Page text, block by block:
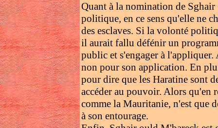
Quant à la nomination de
politique, en ce sens qu'elle ne
des esclaves. Si la volonté
il aurait fallu défénir un
public et s'engager à
non pour son application. En
pour dire que les Haratine sont
accéder au pouvoir. Alors qu'en
comme la Mauritanie, n'est que
à son entourage.